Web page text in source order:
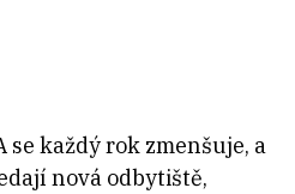
se každý rok zmenšuje, a
nová odbytiště,